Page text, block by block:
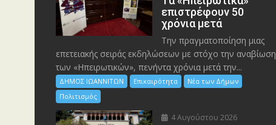
επιστρέφουν 50
χρόνια μετά
Την πραγματοποίηση μιας
επετειακής σειράς εκδηλώσεων με στόχο την αναβίωση
των «Ηπειρωτικών», πενήντα χρόνια μετά την...
ΔΗΜΟΣ ΙΩΑΝΝΙΤΩΝ Επικαιρότητα
Νέα των Δήμων
Πολιτισμός
4 Αυγούστου 2026